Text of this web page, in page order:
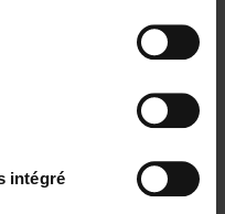
intégré
like a